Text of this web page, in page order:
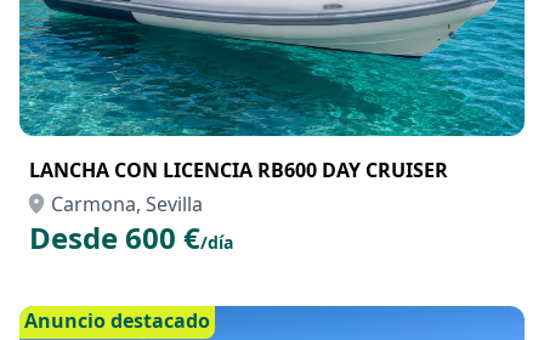
LANCHA CON LICENCIA RB600 DAY CRUISER
Carmona, Sevilla
Desde 600 €/día
Anuncio destacado